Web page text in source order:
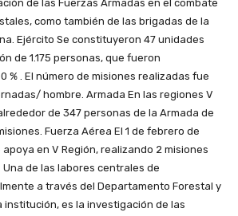
de las Fuerzas Armadas en el combate
como también de las brigadas de la
Ejército Se constituyeron 47 unidades
de 1.175 personas, que fueron
% . El número de misiones realizadas fue
hombre. Armada En las regiones V
de 347 personas de la Armada de
Fuerza Aérea El 1 de febrero de
en V Región, realizando 2 misiones
de las labores centrales de
a través del Departamento Forestal y
institución, es la investigación de las